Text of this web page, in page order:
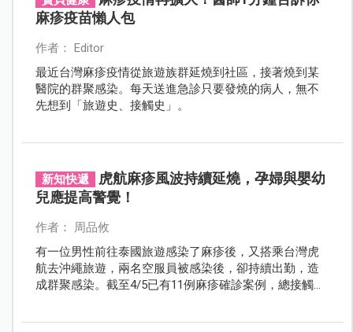
麻疹疫苗懶人包
作者： Editor
最近台灣麻疹疫情從旅遊族群延燒到社區，接著燒到某
醫院的群聚感染。每天送進急診只要發燒的病人，無不
先想到「旅遊史、接觸史」。
新知快遞
虎航麻疹風波持續延燒，孕婦與嬰幼
兒應提高警覺！
作者： 周品攸
有一位男性前往泰國旅遊感染了麻疹後，又搭乘台灣虎
航去沖繩旅遊，兩名空服員被感染後，卻持續出勤，造
成群聚感染。截至4/5已有11例麻疹確診案例，總接觸人